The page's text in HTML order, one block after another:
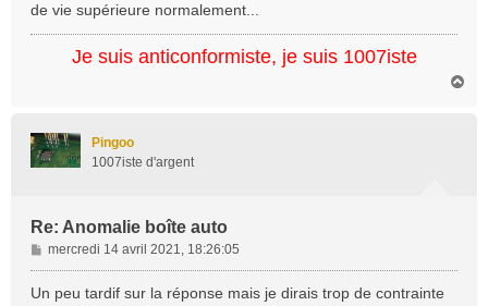
de vie supérieure normalement...
Je suis anticonformiste, je suis 1007iste
Pingoo
1007iste d'argent
Re: Anomalie boîte auto
M
e
s
mercredi 14 avril 2021, 18:26:05
Un peu tardif sur la réponse mais je dirais trop de contrainte